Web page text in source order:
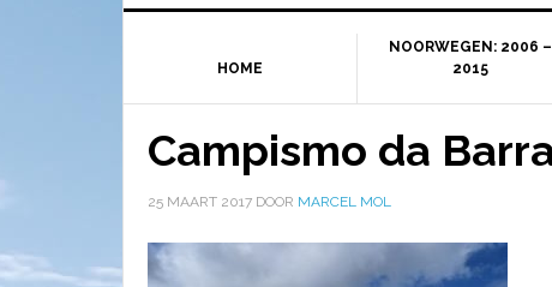
HOME
NOORWEGEN: 2006 –
2015
Campismo da
25 MAART 2017 DOOR MARCEL MOL